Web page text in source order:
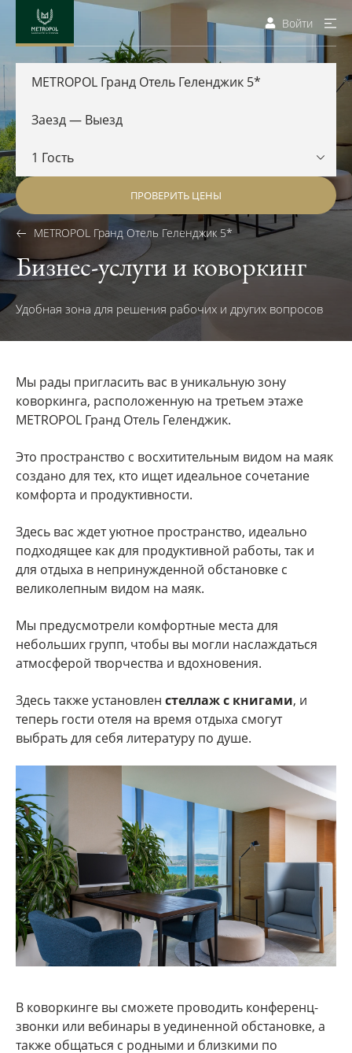
Войти
METROPOL Гранд Отель Геленджик 5*
ПРОВЕРИТЬ ЦЕНЫ
METROPOL Гранд Отель Геленджик 5*
Бизнес-услуги и коворкинг
Удобная зона для решения рабочих и других вопросов
Мы рады пригласить вас в уникальную зону
коворкинга, расположенную на третьем этаже
METROPOL Гранд Отель Геленджик.
Это пространство с восхитительным видом на маяк
создано для тех, кто ищет идеальное сочетание
комфорта и продуктивности.
Здесь вас ждет уютное пространство, идеально
подходящее как для продуктивной работы, так и
для отдыха в непринужденной обстановке с
великолепным видом на маяк.
Мы предусмотрели комфортные места для
небольших групп, чтобы вы могли наслаждаться
атмосферой творчества и вдохновения.
Здесь также установлен стеллаж с книгами, и
теперь гости отеля на время отдыха смогут
выбрать для себя литературу по душе.
В коворкинге вы сможете проводить конференц-
звонки или вебинары в уединенной обстановке, а
также общаться с родными и близкими по